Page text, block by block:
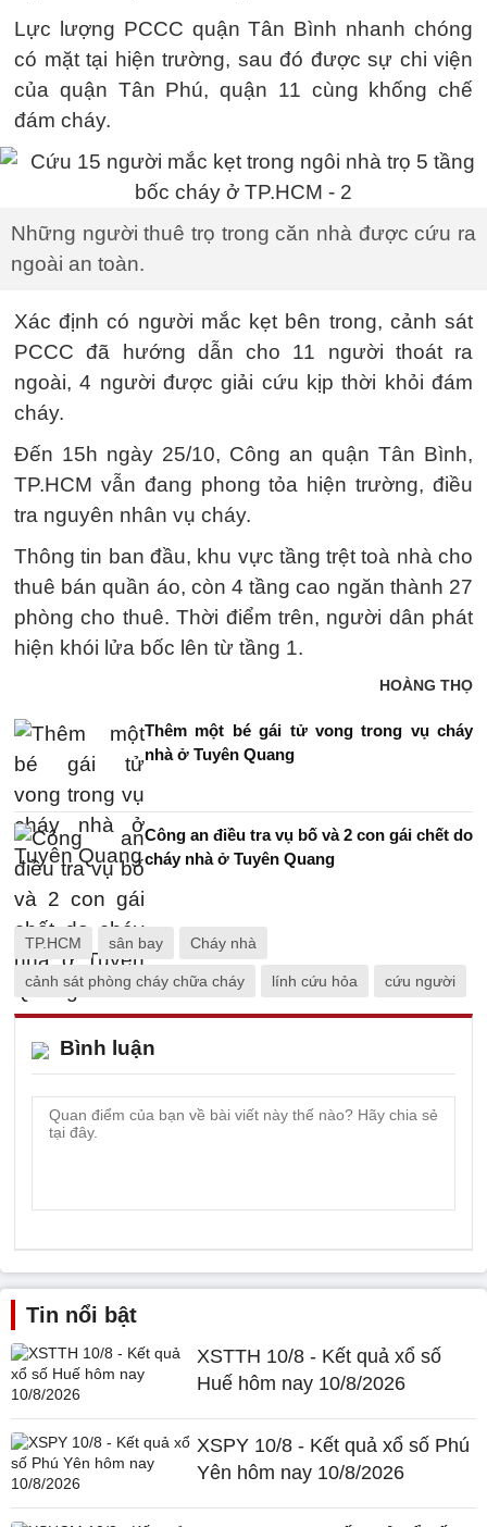
Lực lượng PCCC quận Tân Bình nhanh chóng
có mặt tại hiện trường, sau đó được sự chi viện
của quận Tân Phú, quận 11 cùng khống chế
đám cháy.
Những người thuê trọ trong căn nhà được cứu ra
ngoài an toàn.
Xác định có người mắc kẹt bên trong, cảnh sát
PCCC đã hướng dẫn cho 11 người thoát ra
ngoài, 4 người được giải cứu kịp thời khỏi đám
cháy.
Đến 15h ngày 25/10, Công an quận Tân Bình,
TP.HCM vẫn đang phong tỏa hiện trường, điều
tra nguyên nhân vụ cháy.
Thông tin ban đầu, khu vực tầng trệt toà nhà cho
thuê bán quần áo, còn 4 tầng cao ngăn thành 27
phòng cho thuê. Thời điểm trên, người dân phát
hiện khói lửa bốc lên từ tầng 1.
HOÀNG THỌ
Thêm một bé gái tử vong trong vụ cháy
nhà ở Tuyên Quang
Công an điều tra vụ bố và 2 con gái chết do
cháy nhà ở Tuyên Quang
TP.HCM sân bay Cháy nhà
cảnh sát phòng cháy chữa cháy lính cứu hỏa cứu người
Bình luận
Tin nổi bật
XSTTH 10/8 - Kết quả xổ số
Huế hôm nay 10/8/2026
XSPY 10/8 - Kết quả xổ số Phú
Yên hôm nay 10/8/2026